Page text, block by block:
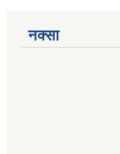
नक्सा